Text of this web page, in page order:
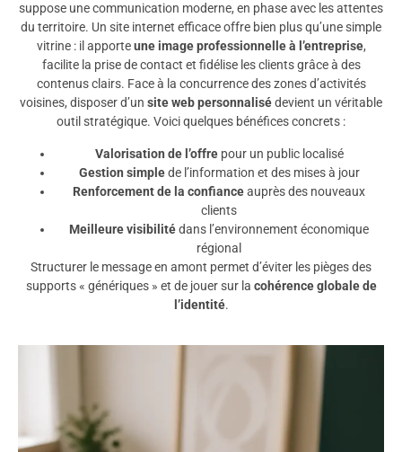
suppose une communication moderne, en phase avec les attentes
du territoire. Un site internet efficace offre bien plus qu’une simple
vitrine : il apporteune image professionnelle à l’entreprise,
facilite la prise de contact et fidélise les clients grâce à des
contenus clairs. Face à la concurrence des zones d’activités
voisines, disposer d’un site web personnalisédevient un véritable
outil stratégique. Voici quelques bénéfices concrets :
Valorisation de l’offrepour un public localisé
Gestion simplede l’information et des mises à jour
Renforcement de la confianceauprès des nouveaux
clients
Meilleure visibilitédans l’environnement économique
régional
Structurer le message en amont permet d’éviter les pièges des
supports « génériques » et de jouer sur la cohérence globale de
l’identité.